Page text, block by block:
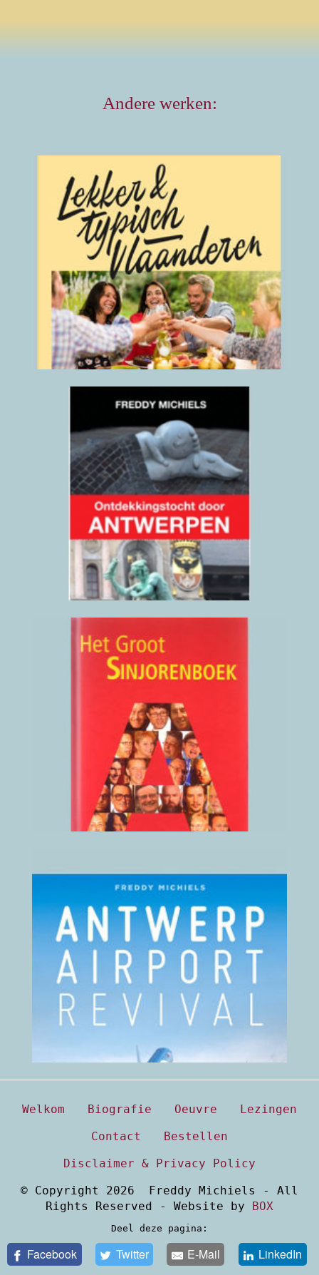
Andere werken:
Lekker en typisch
Vlaanderen
Alle Vlaamse
streekproducten
2018
(klik hier voor details)
Ontdekkingstocht door
Antwerpen
2022
(klik hier voor details)
Verklarend
Woordenboek
Antwerpse Taal
2006
(klik hier voor details)
Luchthaven Antwerpen
Revival Antwerp Airport
2016
(klik hier voor details)
Welkom Biografie Oeuvre
Lezingen
Contact
Bestellen
Disclaimer & Privacy Policy
© Copyright 2026 Freddy Michiels - All
Rights Reserved - Website by BOX
Deel deze pagina:
Facebook Twitter E-Mail LinkedIn